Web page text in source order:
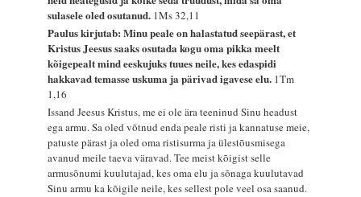
sulasele oled osutanud. 1Ms 32,11
Paulus kirjutab: Minu peale on halastatud seepärast, et
Kristus Jeesus saaks osutada kogu oma pikka meelt
kõigepealt mind eeskujuks tuues neile, kes edaspidi
hakkavad temasse uskuma ja pärivad igavese elu. 1Tm
1,16
Issand Jeesus Kristus, me ei ole ära teeninud Sinu headust
ega armu. Sa oled võtnud enda peale risti ja kannatuse meie,
patuste pärast ja oled oma ristisurma ja ülestõusmisega
avanud meile taeva väravad. Tee meist kõigist selle
armusõnumi kuulutajad, kes oma elu ja sõnaga kuulutavad
Sinu armu ka kõigile neile, kes sellest pole veel osa saanud.